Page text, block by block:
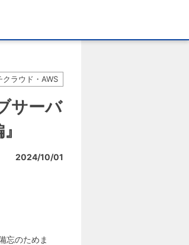
クラウド・AWS
サーバ
2024/10/01
忘のためま